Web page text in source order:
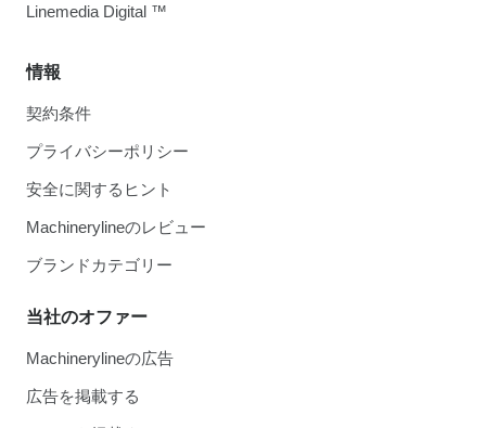
情報
契約条件
プライバシーポリシー
安全に関するヒント
Machinerylineのレビュー
ブランドカテゴリー
当社のオファー
Machinerylineの広告
広告を掲載する
Linemedia Digital ™